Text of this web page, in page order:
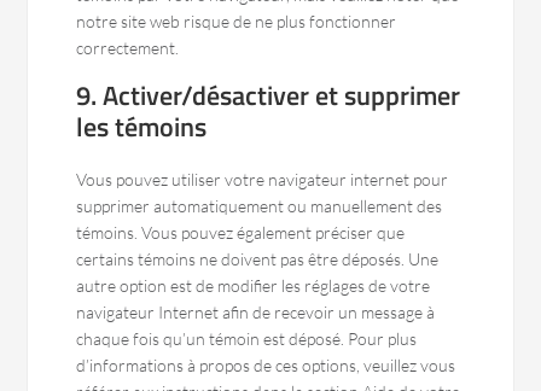
notre site web risque de ne plus fonctionner
correctement.
9. Activer/désactiver et supprimer
les témoins
Vous pouvez utiliser votre navigateur internet pour
supprimer automatiquement ou manuellement des
témoins. Vous pouvez également préciser que
certains témoins ne doivent pas être déposés. Une
autre option est de modifier les réglages de votre
navigateur Internet afin de recevoir un message à
chaque fois qu’un témoin est déposé. Pour plus
d’informations à propos de ces options, veuillez vous